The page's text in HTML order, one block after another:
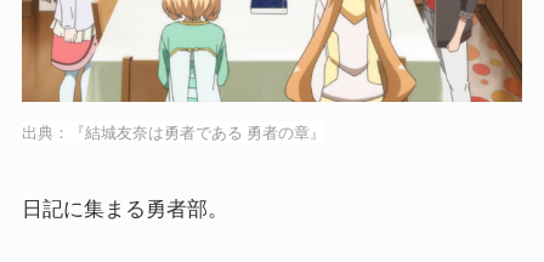
出典：『結城友奈は勇者である 勇者の章』
日記に集まる勇者部。